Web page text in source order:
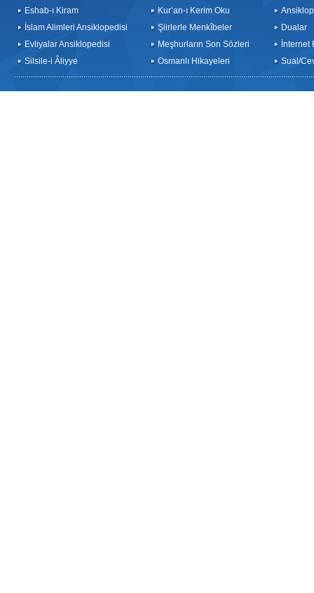
Eshab-ı Kiram
İslam Alimleri Ansiklopedisi
Evliyalar Ansiklopedisi
Silsile-i Âliyye
Kur’an-ı Kerim Oku
Şiirlerle Menkîbeler
Meşhurların Son Sözleri
Osmanlı Hikayeleri
Dualar
İnternet
Sual/